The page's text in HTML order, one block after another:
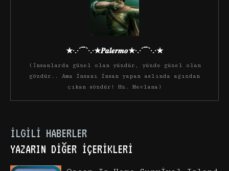
★·.·´¯`·.·★𝑷𝒂𝒍𝒆𝒓𝒎𝒐★·.·´¯`·.·★
(İnsanlarda güzel olan yüzdür, yüzde güzel olan
gözdür.. Ama insanı insan yapan aslında ağızdan
çıkan sözdür! Hz. Mevlana)
İLGILI HABERLER
YAZARIN DIĞER İÇERIKLERI